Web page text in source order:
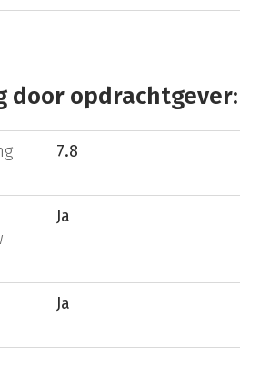
door opdrachtgever:
7.8
Ja
Ja